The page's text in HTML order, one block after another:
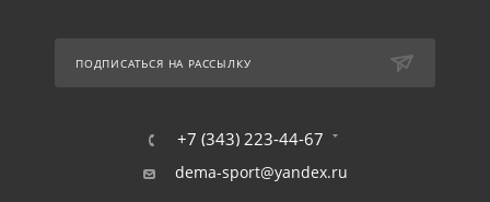
ПОДПИСАТЬСЯ НА РАССЫЛКУ
+7 (343) 223-44-67
dema-sport@yandex.ru